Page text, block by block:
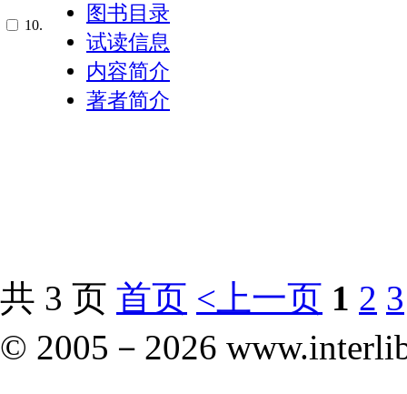
10.
图书目录
试读信息
内容简介
著者简介
共 3 页 首页 <上一页 1 2 3
© 2005－ 2026